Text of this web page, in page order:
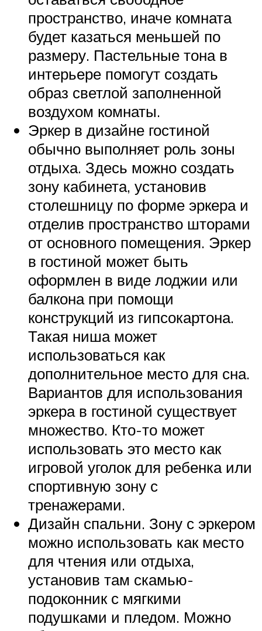
пространство, иначе комната
будет казаться меньшей по
размеру. Пастельные тона в
интерьере помогут создать
образ светлой заполненной
воздухом комнаты.
Эркер в дизайне гостиной
обычно выполняет роль зоны
отдыха. Здесь можно создать
зону кабинета, установив
столешницу по форме эркера и
отделив пространство шторами
от основного помещения. Эркер
в гостиной может быть
оформлен в виде лоджии или
балкона при помощи
конструкций из гипсокартона.
Такая ниша может
использоваться как
дополнительное место для сна.
Вариантов для использования
эркера в гостиной существует
множество. Кто-то может
использовать это место как
игровой уголок для ребенка или
спортивную зону с
тренажерами.
Дизайн спальни. Зону с эркером
можно использовать как место
для чтения или отдыха,
установив там скамью-
подоконник с мягкими
подушками и пледом. Можно